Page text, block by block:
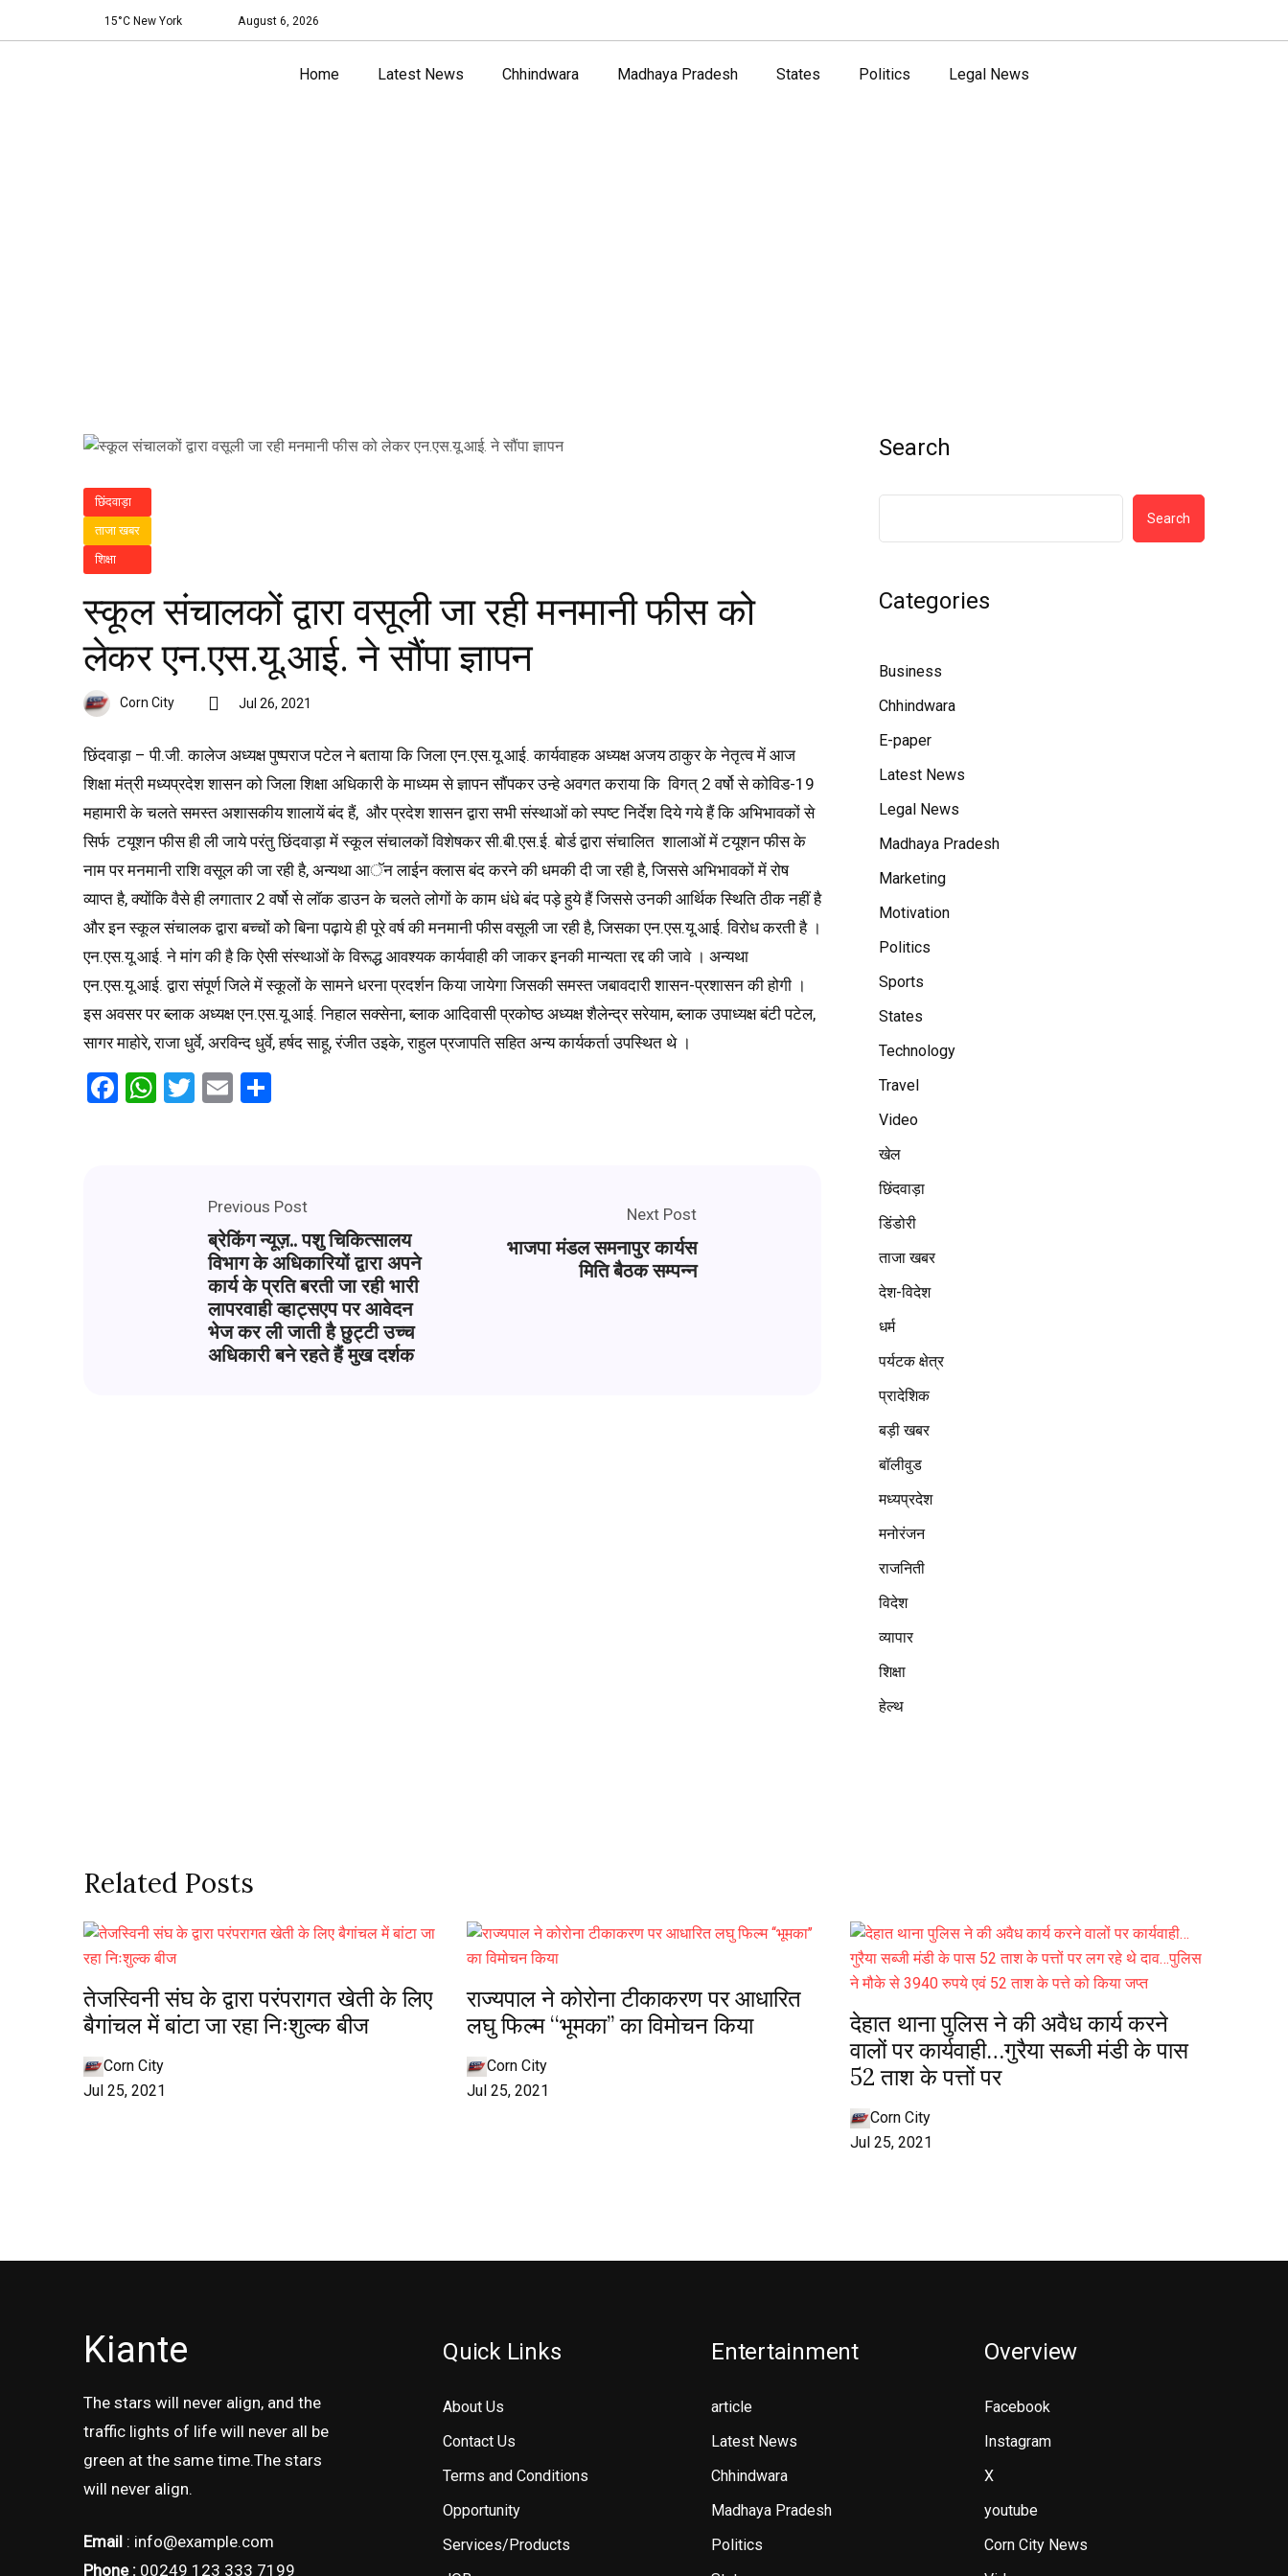
15°C New York August 6, 2026
Home Latest News Chhindwara Madhaya Pradesh States Politics Legal News
छिंदवाड़ा
ताजा खबर
शिक्षा
स्कूल संचालकों द्वारा वसूली जा रही मनमानी फीस को
लेकर एन.एस.यू.आई. ने सौंपा ज्ञापन
Corn City Jul 26, 2021
छिंदवाड़ा – पी.जी. कालेज अध्यक्ष पुष्पराज पटेल ने बताया कि जिला एन.एस.यू.आई. कार्यवाहक अध्यक्ष अजय ठाकुर के नेतृत्व में आज
शिक्षा मंत्री मध्यप्रदेश शासन को जिला शिक्षा अधिकारी के माध्यम से ज्ञापन सौंपकर उन्हे अवगत कराया कि विगत् 2 वर्षो से कोविड-19
महामारी के चलते समस्त अशासकीय शालायें बंद हैं, और प्रदेश शासन द्वारा सभी संस्थाओं को स्पष्ट निर्देश दिये गये हैं कि अभिभावकों से
सिर्फ टयूशन फीस ही ली जाये परंतु छिंदवाड़ा में स्कूल संचालकों विशेषकर सी.बी.एस.ई. बोर्ड द्वारा संचालित शालाओं में टयूशन फीस के
नाम पर मनमानी राशि वसूल की जा रही है, अन्यथा आॅन लाईन क्लास बंद करने की धमकी दी जा रही है, जिससे अभिभावकों में रोष
व्याप्त है, क्योंकि वैसे ही लगातार 2 वर्षो से लाॅक डाउन के चलते लोगों के काम धंधे बंद पड़े हुये हैं जिससे उनकी आर्थिक स्थिति ठीक नहीं है
और इन स्कूल संचालक द्वारा बच्चों कोे बिना पढ़ाये ही पूरे वर्ष की मनमानी फीस वसूली जा रही है, जिसका एन.एस.यू.आई. विरोध करती है ।
एन.एस.यू.आई. ने मांग की है कि ऐसी संस्थाओं के विरूद्ध आवश्यक कार्यवाही की जाकर इनकी मान्यता रद्द की जावे । अन्यथा
एन.एस.यू.आई. द्वारा संपूर्ण जिले में स्कूलों के सामने धरना प्रदर्शन किया जायेगा जिसकी समस्त जबावदारी शासन-प्रशासन की होगी ।
इस अवसर पर ब्लाक अध्यक्ष एन.एस.यू.आई. निहाल सक्सेना, ब्लाक आदिवासी प्रकोष्ठ अध्यक्ष शैलेन्द्र सरेयाम, ब्लाक उपाध्यक्ष बंटी पटेल,
सागर माहोरे, राजा धुर्वे, अरविन्द धुर्वे, हर्षद साहू, रंजीत उइके, राहुल प्रजापति सहित अन्य कार्यकर्ता उपस्थित थे ।
Facebook
WhatsApp
Twitter
Email
Previous Post
ब्रेकिंग न्यूज़.. पशु चिकित्सालय
विभाग के अधिकारियों द्वारा अपने
कार्य के प्रति बरती जा रही भारी
लापरवाही व्हाट्सएप पर आवेदन
भेज कर ली जाती है छुट्टी उच्च
अधिकारी बने रहते हैं मुख दर्शक
Next Post
भाजपा मंडल समनापुर कार्यस
मिति बैठक सम्पन्न
Search
Search
Categories
Business
Chhindwara
E-paper
Latest News
Legal News
Madhaya Pradesh
Marketing
Motivation
Politics
Sports
States
Technology
Travel
Video
खेल
छिंदवाड़ा
डिंडोरी
ताजा खबर
देश-विदेश
धर्म
पर्यटक क्षेत्र
प्रादेशिक
बड़ी खबर
बॉलीवुड
मध्यप्रदेश
मनोरंजन
राजनिती
विदेश
व्यापार
शिक्षा
हेल्थ
Related Posts
तेजस्विनी संघ के द्वारा परंपरागत खेती के लिए
बैगांचल में बांटा जा रहा निःशुल्क बीज
Corn City
Jul 25, 2021
राज्यपाल ने कोरोना टीकाकरण पर आधारित
लघु फिल्म ‘‘भूमका’’ का विमोचन किया
Corn City
Jul 25, 2021
देहात थाना पुलिस ने की अवैध कार्य करने
वालों पर कार्यवाही…गुरैया सब्जी मंडी के पास
52 ताश के पत्तों पर
Corn City
Jul 25, 2021
Kiante
The stars will never align, and the
traffic lights of life will never all be
green at the same time.The stars
will never align.
Email : info@example.com
Phone : 00249 123 333 7199
Quick Links
About Us
Contact Us
Terms and Conditions
Opportunity
Services/Products
Entertainment
article
Latest News
Chhindwara
Madhaya Pradesh
Politics
Overview
Facebook
Instagram
X
youtube
Corn City News